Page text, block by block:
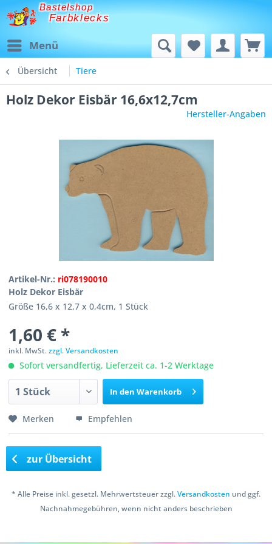
Bastelshop
Farbklecks
Menü
Übersicht Tiere
Holz Dekor Eisbär 16,6x12,7cm
Hersteller-Angaben
Artikel-Nr.: ri078190010
Holz Dekor Eisbär
Größe 16,6 x 12,7 x 0,4cm, 1 Stück
1,60 € *
inkl. MwSt.zzgl. Versandkosten
Sofort versandfertig, Lieferzeit ca. 1-2 Werktage
In den Warenkorb
Merken Empfehlen
zur Übersicht
* Alle Preise inkl. gesetzl. Mehrwertsteuer zzgl.Versandkosten und ggf.
Nachnahmegebühren, wenn nicht anders beschrieben